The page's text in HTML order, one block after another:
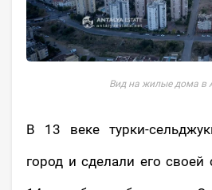
Вид на жилые дома в
В 13 веке турки-
город и сделали его своей